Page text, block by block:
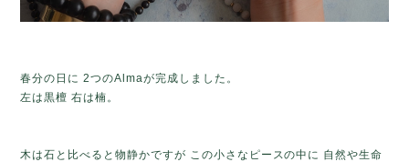
春分の日に2つのAlmaが完成しました。
左は黒檀 右は楠。
木は石と比べると物静かですが この小さなピースの中に 自然や生命